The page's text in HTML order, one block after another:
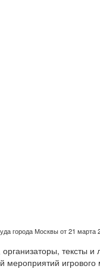
города Москвы от 21 марта
тексты
мероприятий игрового